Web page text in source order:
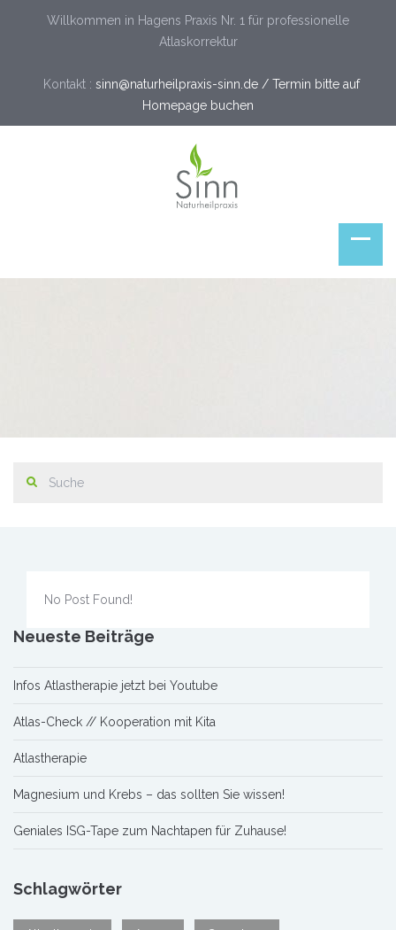
Willkommen in Hagens Praxis Nr. 1 für professionelle
Atlaskorrektur
Kontakt : sinn@naturheilpraxis-sinn.de / Termin bitte auf
Homepage buchen
No Post Found!
Neueste Beiträge
Infos Atlastherapie jetzt bei Youtube
Atlas-Check // Kooperation mit Kita
Atlastherapie
Magnesium und Krebs – das sollten Sie wissen!
Geniales ISG-Tape zum Nachtapen für Zuhause!
Schlagwörter